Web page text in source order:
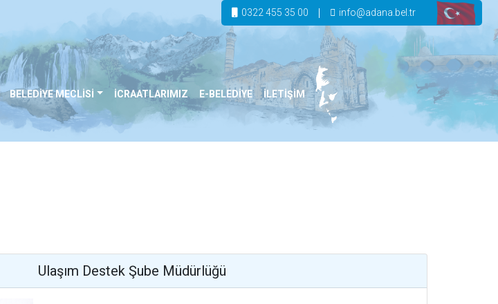
0322 455 35 00 info@adana.bel.tr
BELEDİYE MECLİSİ İCRAATLARIMIZ E-BELEDİYE İLETİŞİM
Ulaşım Destek Şube Müdürlüğü